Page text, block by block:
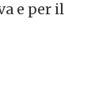
e per il